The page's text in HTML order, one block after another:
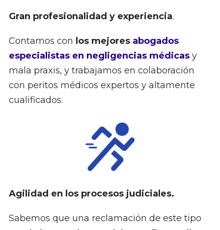
Gran profesionalidad y experiencia.
Contamos con los mejores abogados
especialistas en negligencias médicasy
mala praxis, y trabajamos en colaboración
con peritos médicos expertos y altamente
cualificados.
Agilidad en los procesos judiciales.
Sabemos que una reclamación de este tipo